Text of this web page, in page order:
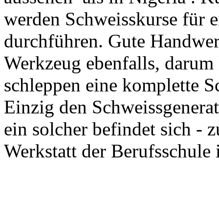
werden Schweisskurse für
durchführen. Gute
Werkzeug ebenfalls,
schleppen eine komplette
Einzig den
ein solcher befindet sich -
Werkstatt der